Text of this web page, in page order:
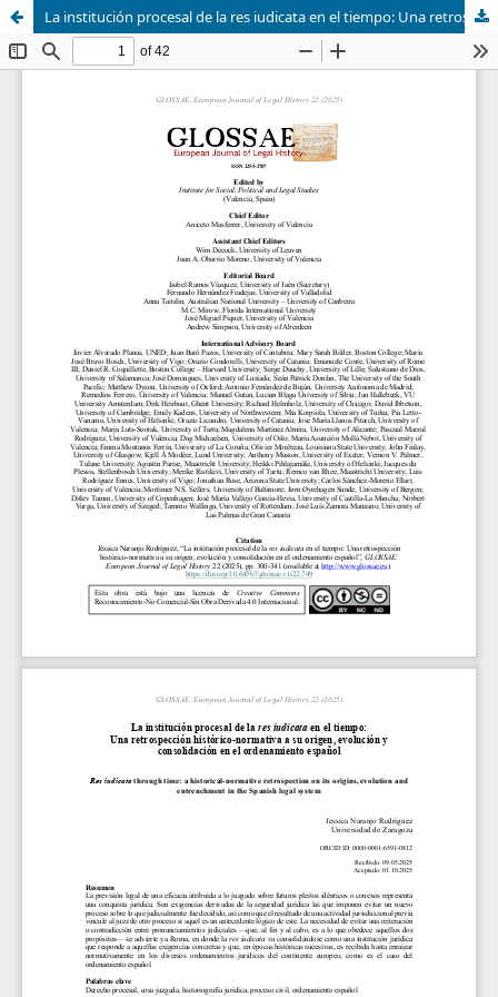
La institución procesal de la res iudicata en el tiempo: Una retrospección histórico-normativa a su origen, evolución y consolidación en el ordenamiento español